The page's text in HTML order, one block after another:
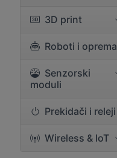
3D print
Roboti i oprema
Senzorski
moduli
Prekidači i releji
Wireless & IoT